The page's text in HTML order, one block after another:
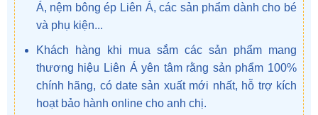
Á, nệm bông ép Liên Á, các sản phẩm dành cho bé
và phụ kiện...
Khách hàng khi mua sắm các sản phẩm mang
thương hiệu Liên Á yên tâm rằng sản phẩm 100%
chính hãng, có date sản xuất mới nhất, hỗ trợ kích
hoạt bảo hành online cho anh chị.